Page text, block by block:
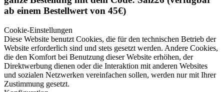
ab einem Bestellwert von 45€)
Cookie-Einstellungen
Diese Website benutzt Cookies, die für den technischen Betrieb der
Website erforderlich sind und stets gesetzt werden. Andere Cookies,
die den Komfort bei Benutzung dieser Website erhöhen, der
Direktwerbung dienen oder die Interaktion mit anderen Websites
und sozialen Netzwerken vereinfachen sollen, werden nur mit Ihrer
Zustimmung gesetzt.